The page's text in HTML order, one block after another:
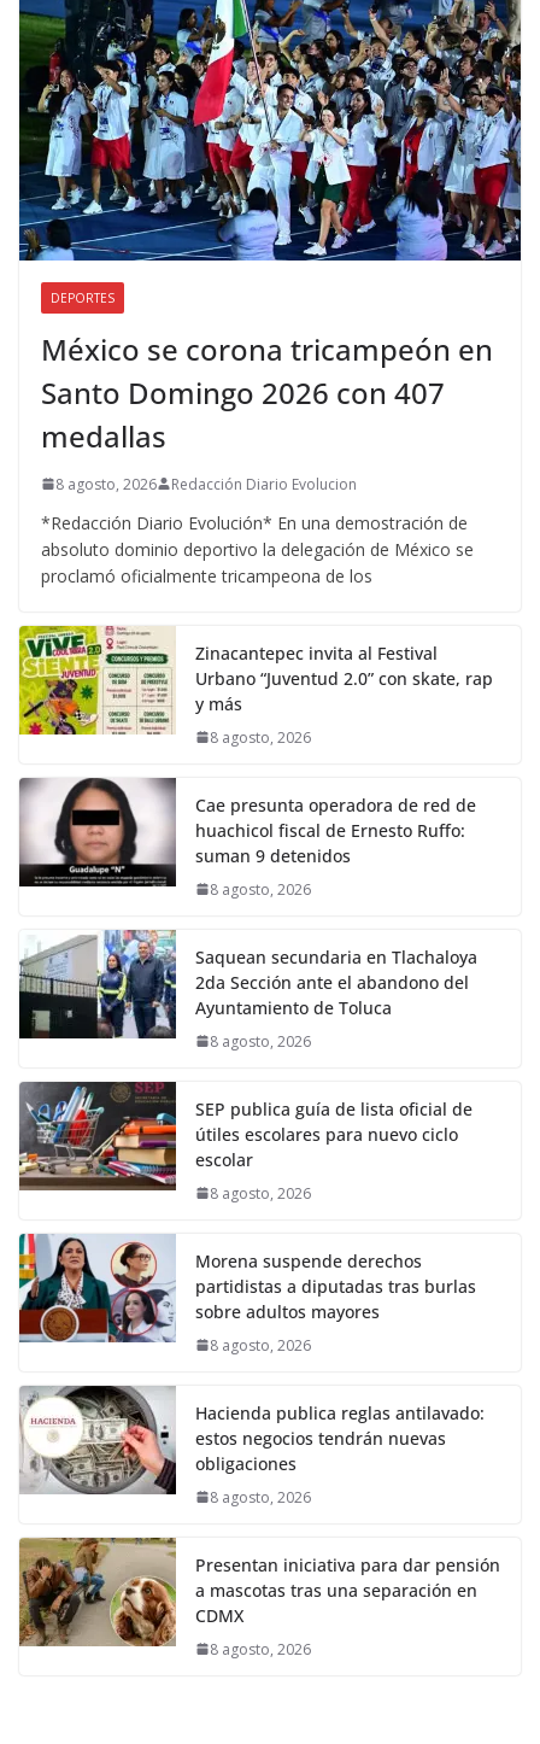
DEPORTES
México se corona tricampeón en
Santo Domingo 2026 con 407
medallas
8 agosto, 2026 Redacción Diario Evolucion
*Redacción Diario Evolución* En una demostración de
absoluto dominio deportivo la delegación de México se
proclamó oficialmente tricampeona de los
Zinacantepec invita al Festival
Urbano “Juventud 2.0” con skate, rap
y más
8 agosto, 2026
Cae presunta operadora de red de
huachicol fiscal de Ernesto Ruffo:
suman 9 detenidos
8 agosto, 2026
Saquean secundaria en Tlachaloya
2da Sección ante el abandono del
Ayuntamiento de Toluca
8 agosto, 2026
SEP publica guía de lista oficial de
útiles escolares para nuevo ciclo
escolar
8 agosto, 2026
Morena suspende derechos
partidistas a diputadas tras burlas
sobre adultos mayores
8 agosto, 2026
Hacienda publica reglas antilavado:
estos negocios tendrán nuevas
obligaciones
8 agosto, 2026
Presentan iniciativa para dar pensión
a mascotas tras una separación en
CDMX
8 agosto, 2026